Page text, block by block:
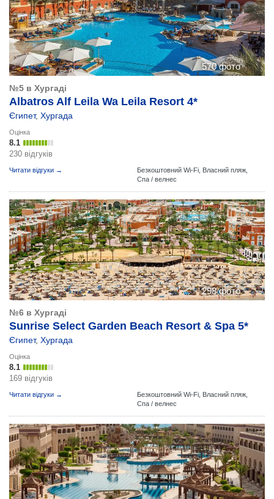
570 фото
№5 в Хургаді
Albatros Alf Leila Wa Leila Resort 4*
Єгипет, Хургада
Оцінка
8.1
230 відгуків
Читати відгуки → Безкоштовний Wi-Fi, Власний пляж,
Спа / велнес
298 фото
№6 в Хургаді
Sunrise Select Garden Beach Resort & Spa 5*
Єгипет, Хургада
Оцінка
8.1
169 відгуків
Читати відгуки → Безкоштовний Wi-Fi, Власний пляж,
Спа / велнес